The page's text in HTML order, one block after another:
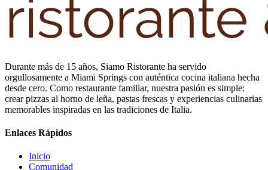
Durante más de 15 años, Siamo Ristorante ha servido
orgullosamente a Miami Springs con auténtica cocina italiana hecha
desde cero. Como restaurante familiar, nuestra pasión es simple:
crear pizzas al horno de leña, pastas frescas y experiencias culinarias
memorables inspiradas en las tradiciones de Italia.
Enlaces Rápidos
Inicio
Comunidad